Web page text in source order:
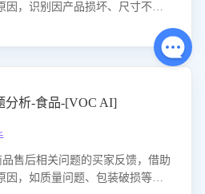
因，识别因产品损坏、尺寸不符
现销售额的显著提升。
分析-食品-[VOC AI]
售后相关问题的买家反馈，借助
因，如质量问题、包装破损等，